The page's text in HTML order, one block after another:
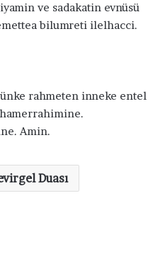
ve sadakatin evnüsü
bilumreti ilelhacci.
rahmeten inneke entel
Amin.
Duası